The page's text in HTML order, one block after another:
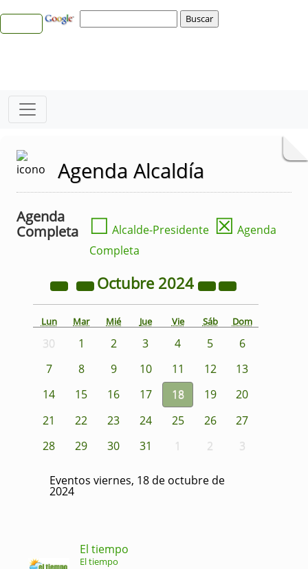
Agenda Alcaldía
Agenda
Completa
☐ Alcalde-Presidente ☒ Agenda
Completa
Octubre 2024
Lun Mar Mié Jue Vie Sáb Dom
30 1 2 3 4 5
6
7
8 9 10 11 12
13
14
15 16 17 18 19
20
21
22 23 24 25 26
27
28
29 30 31 1 2 3
Eventos viernes, 18 de octubre de
2024
El tiempo
El tiempo